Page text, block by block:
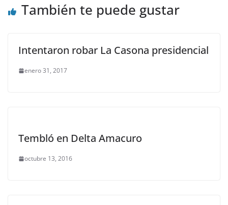
También te puede gustar
Intentaron robar La Casona presidencial
enero 31, 2017
Tembló en Delta Amacuro
octubre 13, 2016